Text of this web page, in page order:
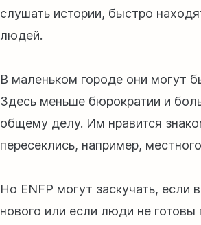
слушать истории, быстро
людей.
В маленьком городе они могут
Здесь меньше бюрократии и
общему делу. Им нравится
пересеклись, например,
Но ENFP могут заскучать, если
нового или если люди не